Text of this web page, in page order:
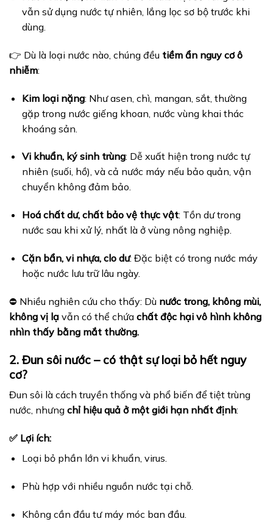
vẫn sử dụng nước tự nhiên, lắng lọc sơ bộ trước khi
dùng.
👉 Dù là loại nước nào, chúng đều tiềm ẩn nguy cơ ô
nhiễm:
Kim loại nặng: Như asen, chì, mangan, sắt, thường
gặp trong nước giếng khoan, nước vùng khai thác
khoáng sản.
Vi khuẩn, ký sinh trùng: Dễ xuất hiện trong nước tự
nhiên (suối, hồ), và cả nước máy nếu bảo quản, vận
chuyển không đảm bảo.
Hoá chất dư, chất bảo vệ thực vật: Tồn dư trong
nước sau khi xử lý, nhất là ở vùng nông nghiệp.
Cặn bẩn, vi nhựa, clo dư: Đặc biệt có trong nước máy
hoặc nước lưu trữ lâu ngày.
⛔ Nhiều nghiên cứu cho thấy: Dù nước trong, không mùi,
không vị lạ vẫn có thể chứa chất độc hại vô hình không
nhìn thấy bằng mắt thường.
2. Đun sôi nước – có thật sự loại bỏ hết nguy
cơ?
Đun sôi là cách truyền thống và phổ biến để tiệt trùng
nước, nhưng chỉ hiệu quả ở một giới hạn nhất định:
✅ Lợi ích:
Loại bỏ phần lớn vi khuẩn, virus.
Phù hợp với nhiều nguồn nước tại chỗ.
Không cần đầu tư máy móc ban đầu.